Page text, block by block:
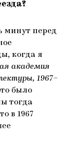
минут перед
когда я
академия
1967–
было
тогда
в 1967